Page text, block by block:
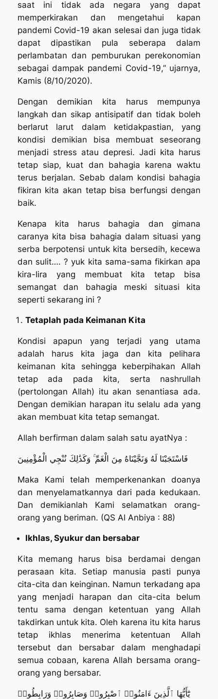
saat ini tidak ada negara yang dapat
memperkirakan dan mengetahui kapan
pandemi Covid-19 akan selesai dan juga tidak
dapat dipastikan pula seberapa dalam
perlambatan dan pemburukan perekonomian
sebagai dampak pandemi Covid-19,” ujarnya,
Kamis (8/10/2020).
Dengan demikian kita harus mempunya
langkah dan sikap antisipatif dan tidak boleh
berlarut larut dalam ketidakpastian, yang
kondisi demikian bisa membuat seseorang
menjadi stress atau depresi. Jadi kita harus
tetap siap, kuat dan bahagia karena waktu
terus berjalan. Sebab dalam kondisi bahagia
fikiran kita akan tetap bisa berfungsi dengan
baik.
Kenapa kita harus bahagia dan gimana
caranya kita bisa bahagia dalam situasi yang
serba berpotensi untuk kita bersedih, kecewa
dan sulit…. ? yuk kita sama-sama fikirkan apa
kira-lira yang membuat kita tetap bisa
semangat dan bahagia meski situasi kita
seperti sekarang ini ?
Tetaplah pada Keimanan Kita
Kondisi apapun yang terjadi yang utama
adalah harus kita jaga dan kita pelihara
keimanan kita sehingga keberpihakan Allah
tetap ada pada kita, serta nashrullah
(pertolongan Allah) itu akan senantiasa ada.
Dengan demikian harapan itu selalu ada yang
akan membuat kita tetap semangat.
Allah berfirman dalam salah satu ayatNya :
فَاسْتَجَبْنَا لَهُ وَنَجَّيْنَاهُ مِنَ الْغَمِّ ۚ وَكَذَٰلِكَ نُنْجِي الْمُؤْمِنِينَ
Maka Kami telah memperkenankan doanya
dan menyelamatkannya dari pada kedukaan.
Dan demikianlah Kami selamatkan orang-
orang yang beriman. (QS Al Anbiya : 88)
Ikhlas, Syukur dan bersabar
Kita memang harus bisa berdamai dengan
perasaan kita. Setiap manusia pasti punya
cita-cita dan keinginan. Namun terkadang apa
yang menjadi harapan dan cita-cita belum
tentu sama dengan ketentuan yang Allah
takdirkan untuk kita. Oleh karena itu kita harus
tetap ikhlas menerima ketentuan Allah
tersebut dan bersabar dalam menghadapi
semua cobaan, karena Allah bersama orang-
orang yang bersabar.
يَٰٓأَيُّهَا ٱلَّذِينَ ءَامَنُوا۟ ٱصْبِرُوا۟ وَصَابِرُوا۟ وَرَابِطُوا۟